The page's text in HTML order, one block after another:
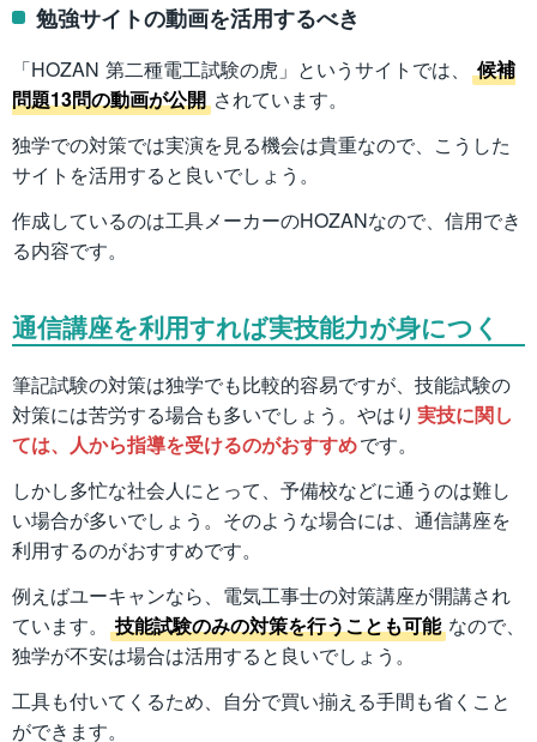
勉強サイトの動画を活用するべき
「HOZAN 第二種電工試験の虎」というサイトでは、
候補
問題13問の動画が公開 されています。
独学での対策では実演を見る機会は貴重なので、こうした
サイトを活用すると良いでしょう。
作成しているのは工具メーカーのHOZANなので、信用でき
る内容です。
通信講座を利用すれば実技能力が身につく
筆記試験の対策は独学でも比較的容易ですが、技能試験の
対策には苦労する場合も多いでしょう。やはり 実技に関し
ては、人から指導を受けるのがおすすめです。
しかし多忙な社会人にとって、予備校などに通うのは難し
い場合が多いでしょう。そのような場合には、通信講座を
利用するのがおすすめです。
例えばユーキャンなら、電気工事士の対策講座が開講され
ています。
技能試験のみの対策を行うことも可能 なので、
独学が不安は場合は活用すると良いでしょう。
工具も付いてくるため、自分で買い揃える手間も省くこと
ができます。